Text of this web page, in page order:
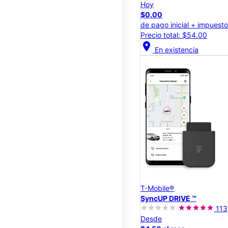
Hoy
$0.00
de pago inicial +
Precio total: $54.00
location_on En existencia
T-Mobile®
SyncUP DRIVE ™
113
Desde